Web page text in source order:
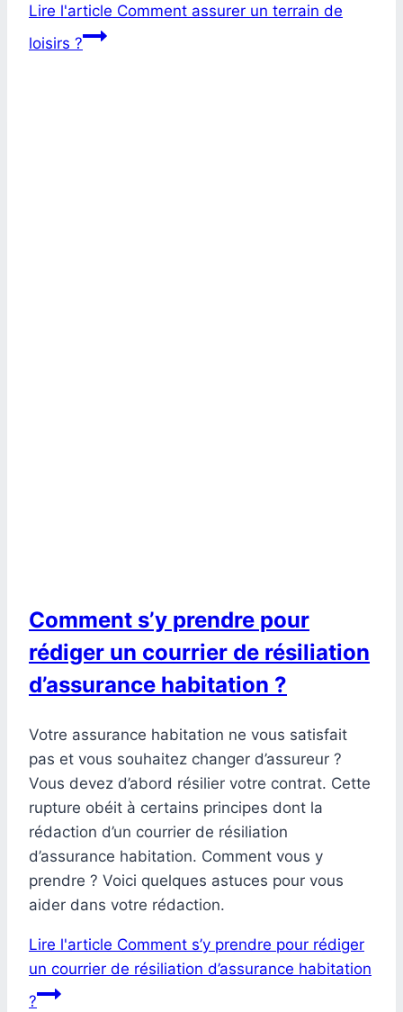
Lire l'article Comment assurer un terrain de
loisirs ?
Comment s’y prendre pour
rédiger un courrier de résiliation
d’assurance habitation ?
Votre assurance habitation ne vous satisfait
pas et vous souhaitez changer d’assureur ?
Vous devez d’abord résilier votre contrat. Cette
rupture obéit à certains principes dont la
rédaction d’un courrier de résiliation
d’assurance habitation. Comment vous y
prendre ? Voici quelques astuces pour vous
aider dans votre rédaction.
Lire l'article Comment s’y prendre pour rédiger
un courrier de résiliation d’assurance habitation
?